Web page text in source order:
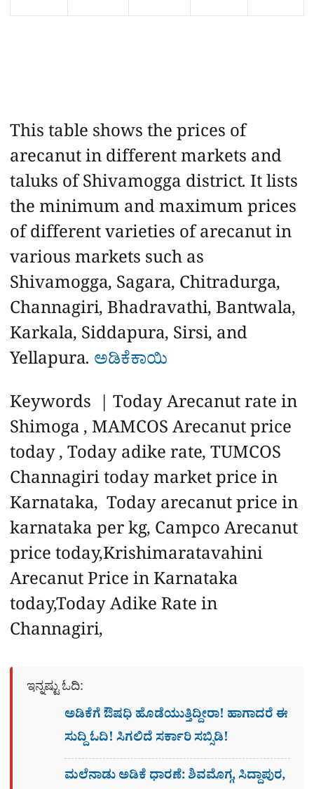
This table shows the prices of
arecanut in different markets and
taluks of Shivamogga district. It lists
the minimum and maximum prices
of different varieties of arecanut in
various markets such as
Shivamogga, Sagara, Chitradurga,
Channagiri, Bhadravathi, Bantwala,
Karkala, Siddapura, Sirsi, and
Yellapura. ಅಡಿಕೆಕಾಯಿ
Keywords | Today Arecanut rate in
Shimoga , MAMCOS Arecanut price
today , Today adike rate, TUMCOS
Channagiri today market price in
Karnataka, Today arecanut price in
karnataka per kg, Campco Arecanut
price today,Krishimaratavahini
Arecanut Price in Karnataka
today,Today Adike Rate in
Channagiri,
ಇನ್ನಷ್ಟು ಓದಿ:
ಅಡಿಕೆಗೆ ಔಷಧಿ ಹೊಡೆಯುತ್ತಿದ್ದೀರಾ! ಹಾಗಾದರೆ ಈ
ಸುದ್ದಿ ಓದಿ! ಸಿಗಲಿದೆ ಸರ್ಕಾರಿ ಸಬ್ಸಿಡಿ!
ಮಲೆನಾಡು ಅಡಿಕೆ ಧಾರಣೆ: ಶಿವಮೊಗ್ಗ, ಸಿದ್ದಾಪುರ,